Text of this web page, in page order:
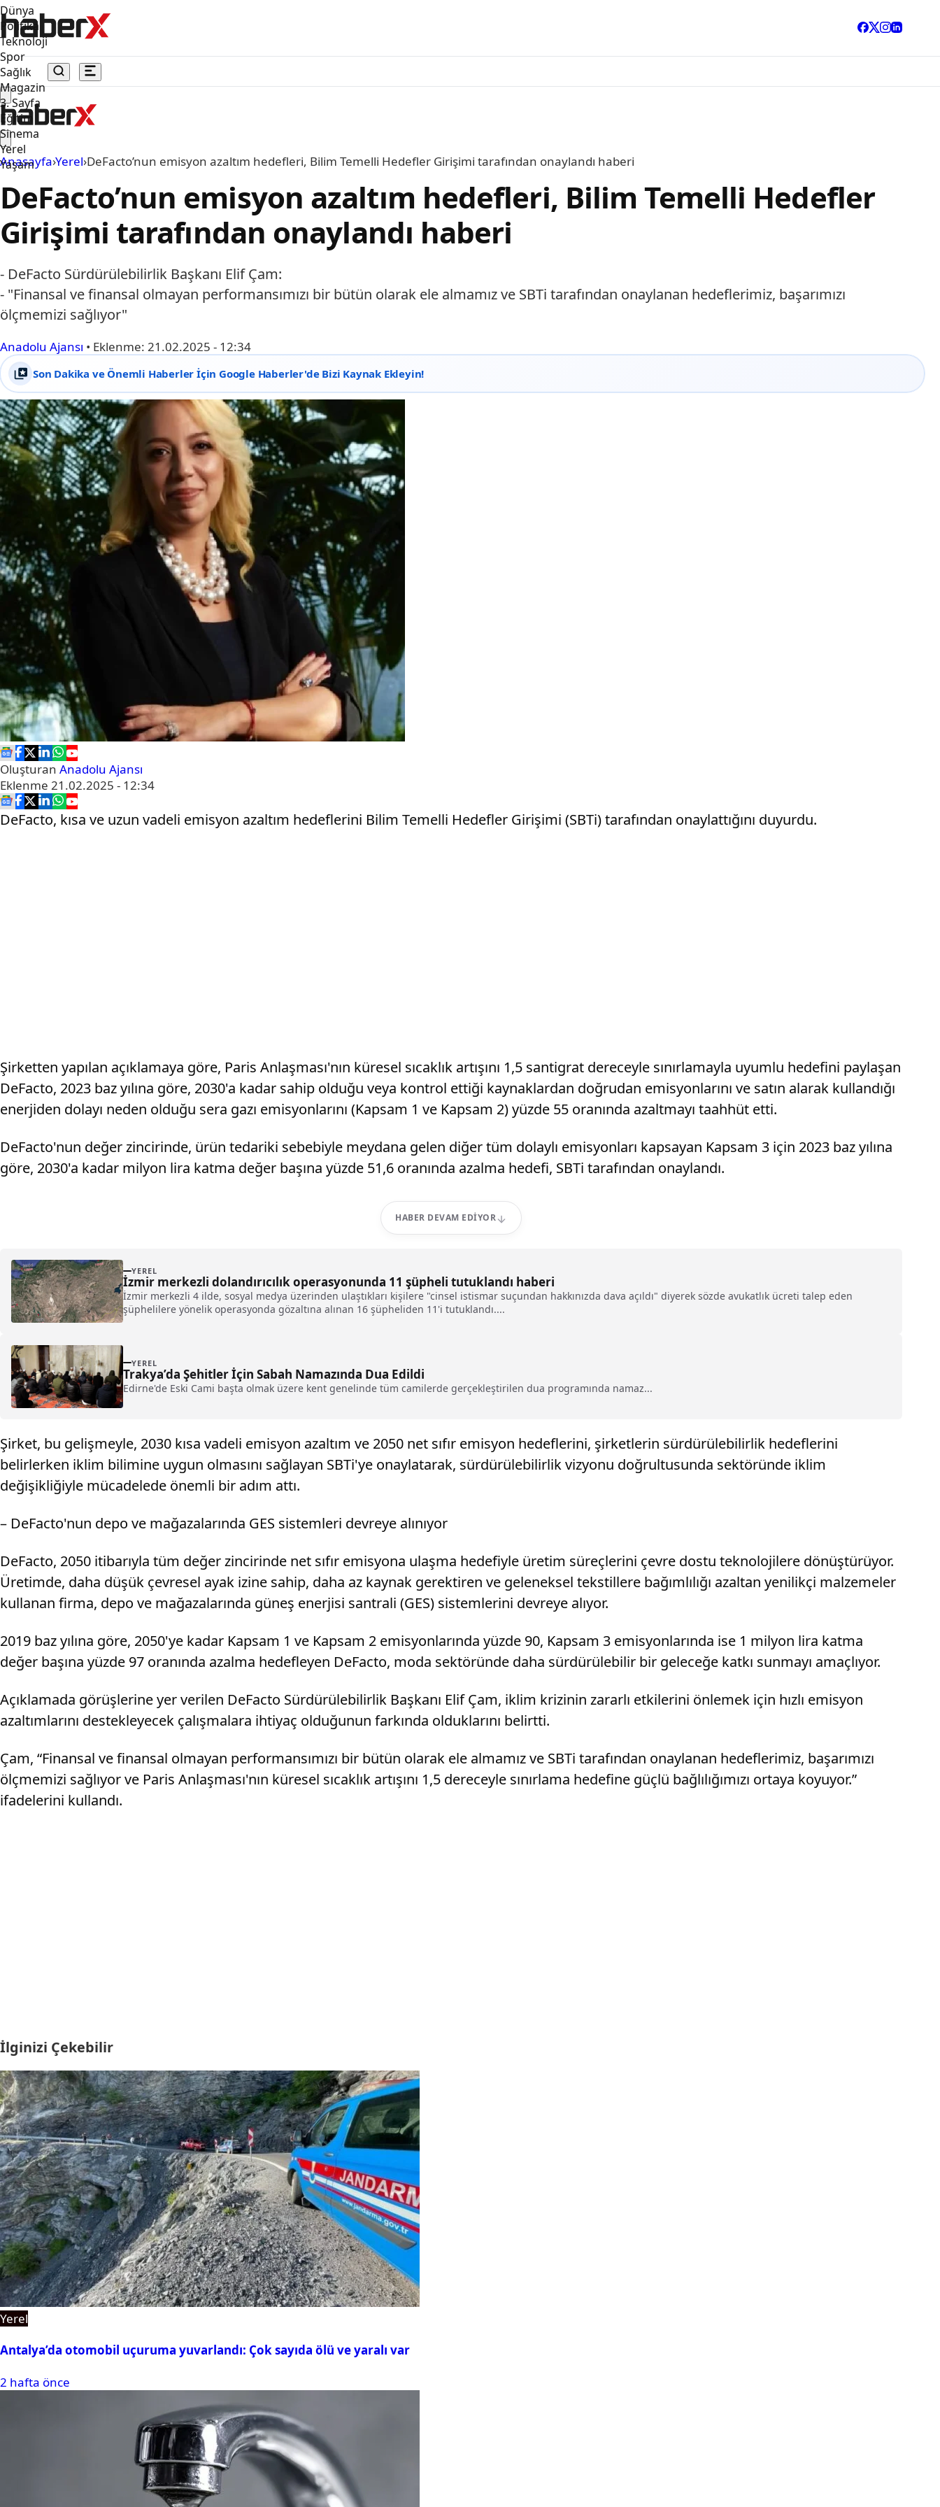
Dünya
Politika
Teknoloji
Spor
Sağlık
Magazin
3. Sayfa
Eğitim
Sinema
Yerel
Yaşam
Anasayfa›Yerel›DeFacto’nun emisyon azaltım hedefleri, Bilim Temelli Hedefler Girişimi tarafından onaylandı haberi
DeFacto’nun emisyon azaltım hedefleri, Bilim Temelli Hedefler
Girişimi tarafından onaylandı haberi
- DeFacto Sürdürülebilirlik Başkanı Elif Çam:
- "Finansal ve finansal olmayan performansımızı bir bütün olarak ele almamız ve SBTi tarafından onaylanan hedeflerimiz, başarımızı
ölçmemizi sağlıyor"
Anadolu Ajansı • Eklenme: 21.02.2025 - 12:34
Son Dakika ve Önemli Haberler İçin Google Haberler'de Bizi Kaynak Ekleyin!
Oluşturan Anadolu Ajansı
Eklenme 21.02.2025 - 12:34
DeFacto, kısa ve uzun vadeli emisyon azaltım hedeflerini Bilim Temelli Hedefler Girişimi (SBTi) tarafından onaylattığını duyurdu.
Şirketten yapılan açıklamaya göre, Paris Anlaşması'nın küresel sıcaklık artışını 1,5 santigrat dereceyle sınırlamayla uyumlu hedefini paylaşan
DeFacto, 2023 baz yılına göre, 2030'a kadar sahip olduğu veya kontrol ettiği kaynaklardan doğrudan emisyonlarını ve satın alarak kullandığı
enerjiden dolayı neden olduğu sera gazı emisyonlarını (Kapsam 1 ve Kapsam 2) yüzde 55 oranında azaltmayı taahhüt etti.
DeFacto'nun değer zincirinde, ürün tedariki sebebiyle meydana gelen diğer tüm dolaylı emisyonları kapsayan Kapsam 3 için 2023 baz yılına
göre, 2030'a kadar milyon lira katma değer başına yüzde 51,6 oranında azalma hedefi, SBTi tarafından onaylandı.
HABER DEVAM EDIYOR
YEREL
İzmir merkezli dolandırıcılık operasyonunda 11 şüpheli tutuklandı haberi
İzmir merkezli 4 ilde, sosyal medya üzerinden ulaştıkları kişilere "cinsel istismar suçundan hakkınızda dava açıldı" diyerek sözde avukatlık ücreti talep eden
şüphelilere yönelik operasyonda gözaltına alınan 16 şüpheliden 11'i tutuklandı....
YEREL
Trakya’da Şehitler İçin Sabah Namazında Dua Edildi
Edirne'de Eski Cami başta olmak üzere kent genelinde tüm camilerde gerçekleştirilen dua programında namaz...
Şirket, bu gelişmeyle, 2030 kısa vadeli emisyon azaltım ve 2050 net sıfır emisyon hedeflerini, şirketlerin sürdürülebilirlik hedeflerini
belirlerken iklim bilimine uygun olmasını sağlayan SBTi'ye onaylatarak, sürdürülebilirlik vizyonu doğrultusunda sektöründe iklim
değişikliğiyle mücadelede önemli bir adım attı.
– DeFacto'nun depo ve mağazalarında GES sistemleri devreye alınıyor
DeFacto, 2050 itibarıyla tüm değer zincirinde net sıfır emisyona ulaşma hedefiyle üretim süreçlerini çevre dostu teknolojilere dönüştürüyor.
Üretimde, daha düşük çevresel ayak izine sahip, daha az kaynak gerektiren ve geleneksel tekstillere bağımlılığı azaltan yenilikçi malzemeler
kullanan firma, depo ve mağazalarında güneş enerjisi santrali (GES) sistemlerini devreye alıyor.
2019 baz yılına göre, 2050'ye kadar Kapsam 1 ve Kapsam 2 emisyonlarında yüzde 90, Kapsam 3 emisyonlarında ise 1 milyon lira katma
değer başına yüzde 97 oranında azalma hedefleyen DeFacto, moda sektöründe daha sürdürülebilir bir geleceğe katkı sunmayı amaçlıyor.
Açıklamada görüşlerine yer verilen DeFacto Sürdürülebilirlik Başkanı Elif Çam, iklim krizinin zararlı etkilerini önlemek için hızlı emisyon
azaltımlarını destekleyecek çalışmalara ihtiyaç olduğunun farkında olduklarını belirtti.
Çam, “Finansal ve finansal olmayan performansımızı bir bütün olarak ele almamız ve SBTi tarafından onaylanan hedeflerimiz, başarımızı
ölçmemizi sağlıyor ve Paris Anlaşması'nın küresel sıcaklık artışını 1,5 dereceyle sınırlama hedefine güçlü bağlılığımızı ortaya koyuyor.”
ifadelerini kullandı.
İlginizi Çekebilir
Yerel
Antalya’da otomobil uçuruma yuvarlandı: Çok sayıda ölü ve yaralı var
2 hafta önce